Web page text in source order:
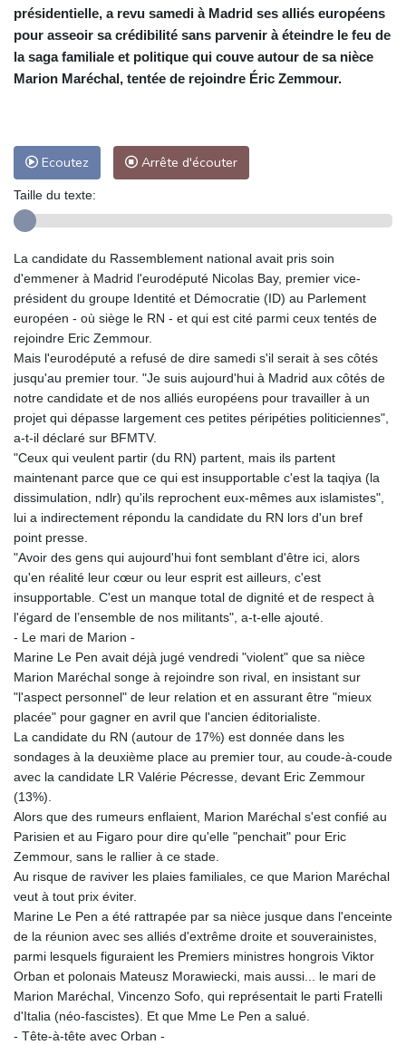
présidentielle, a revu samedi à Madrid ses alliés européens
pour asseoir sa crédibilité sans parvenir à éteindre le feu de
la saga familiale et politique qui couve autour de sa nièce
Marion Maréchal, tentée de rejoindre Éric Zemmour.
Ecoutez Arrête d'écouter
Taille du texte:
La candidate du Rassemblement national avait pris soin
d'emmener à Madrid l'eurodéputé Nicolas Bay, premier vice-
président du groupe Identité et Démocratie (ID) au Parlement
européen - où siège le RN - et qui est cité parmi ceux tentés de
rejoindre Eric Zemmour.
Mais l'eurodéputé a refusé de dire samedi s'il serait à ses côtés
jusqu'au premier tour. "Je suis aujourd'hui à Madrid aux côtés de
notre candidate et de nos alliés européens pour travailler à un
projet qui dépasse largement ces petites péripéties politiciennes",
a-t-il déclaré sur BFMTV.
"Ceux qui veulent partir (du RN) partent, mais ils partent
maintenant parce que ce qui est insupportable c'est la taqiya (la
dissimulation, ndlr) qu'ils reprochent eux-mêmes aux islamistes",
lui a indirectement répondu la candidate du RN lors d'un bref
point presse.
"Avoir des gens qui aujourd'hui font semblant d'être ici, alors
qu'en réalité leur cœur ou leur esprit est ailleurs, c'est
insupportable. C'est un manque total de dignité et de respect à
l'égard de l’ensemble de nos militants", a-t-elle ajouté.
- Le mari de Marion -
Marine Le Pen avait déjà jugé vendredi "violent" que sa nièce
Marion Maréchal songe à rejoindre son rival, en insistant sur
"l'aspect personnel" de leur relation et en assurant être "mieux
placée" pour gagner en avril que l'ancien éditorialiste.
La candidate du RN (autour de 17%) est donnée dans les
sondages à la deuxième place au premier tour, au coude-à-coude
avec la candidate LR Valérie Pécresse, devant Eric Zemmour
(13%).
Alors que des rumeurs enflaient, Marion Maréchal s'est confié au
Parisien et au Figaro pour dire qu'elle "penchait" pour Eric
Zemmour, sans le rallier à ce stade.
Au risque de raviver les plaies familiales, ce que Marion Maréchal
veut à tout prix éviter.
Marine Le Pen a été rattrapée par sa nièce jusque dans l'enceinte
de la réunion avec ses alliés d'extrême droite et souverainistes,
parmi lesquels figuraient les Premiers ministres hongrois Viktor
Orban et polonais Mateusz Morawiecki, mais aussi... le mari de
Marion Maréchal, Vincenzo Sofo, qui représentait le parti Fratelli
d'Italia (néo-fascistes). Et que Mme Le Pen a salué.
- Tête-à-tête avec Orban -